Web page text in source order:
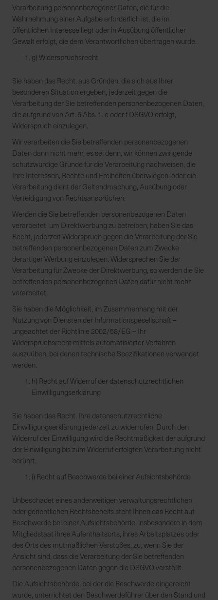
Verarbeitung personenbezogener Daten, die für die
Wahrnehmung einer Aufgabe erforderlich ist, die im
öffentlichen Interesse liegt oder in Ausübung öffentlicher
Gewalt erfolgt, die dem Verantwortlichen übertragen wurde.
g) Widerspruchsrecht
Sie haben das Recht, aus Gründen, die sich aus Ihrer
besonderen Situation ergeben, jederzeit gegen die
Verarbeitung der Sie betreffenden personenbezogenen Daten,
die aufgrund von Art. 6 Abs. 1. e oder f DSGVO erfolgt,
Widerspruch einzulegen.
Wir verarbeiten die Sie betreffenden personenbezogenen
Daten dann nicht mehr, es sei denn, wir können zwingende
schutzwürdige Gründe für die Verarbeitung nachweisen, die
Ihre Interessen, Rechte und Freiheiten überwiegen, oder die
Verarbeitung dient der Geltendmachung, Ausübung oder
Verteidigung von Rechtsansprüchen.
Werden die Sie betreffenden personenbezogenen Daten
verarbeitet, um Direktwerbung zu betreiben, haben Sie das
Recht, jederzeit Widerspruch gegen die Verarbeitung der Sie
betreffenden personenbezogenen Daten zum Zwecke
derartiger Werbung einzulegen. Widersprechen Sie der
Verarbeitung für Zwecke der Direktwerbung, so werden die Sie
betreffenden personenbezogenen Daten dafür nicht mehr
verarbeitet.
Sie haben die Möglichkeit, im Zusammenhang mit der
Nutzung von Diensten der Informationsgesellschaft –
ungeachtet der Richtlinie 2002/58/EG – Ihr
Widerspruchsrecht mittels automatisierter Verfahren
auszuüben, bei denen technische Spezifikationen verwendet
werden.
h) Recht auf Widerruf der datenschutzrechtlichen
Einwilligungserklärung
Sie haben das Recht, Ihre datenschutzrechtliche
Einwilligungserklärung jederzeit zu widerrufen. Durch den
Widerruf der Einwilligung wird die Rechtmäßigkeit der aufgrund
der Einwilligung bis zum Widerruf erfolgten Verarbeitung nicht
berührt.
i) Recht auf Beschwerde bei einer Aufsichtsbehörde
Unbeschadet eines anderweitigen verwaltungsrechtlichen
oder gerichtlichen Rechtsbehelfs steht Ihnen das Recht auf
Beschwerde bei einer Aufsichtsbehörde, insbesondere in dem
Mitgliedstaat ihres Aufenthaltsorts, ihres Arbeitsplatzes oder
des Orts des mutmaßlichen Verstoßes, zu, wenn Sie der
Ansicht sind, dass die Verarbeitung der Sie betreffenden
personenbezogenen Daten gegen die DSGVO verstößt.
Die Aufsichtsbehörde, bei der die Beschwerde eingereicht
wurde, unterrichtet den Beschwerdeführer über den Stand und